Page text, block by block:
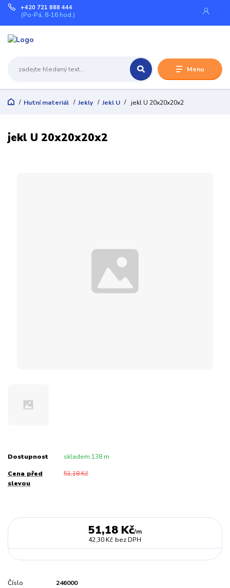
Menu
+420 721 888 444
(Po-Pá, 8-16 hod.)
Hutní materiál Jekly Jekl U jekl U 20x20x20x2
jekl U 20x20x20x2
Dostupnost skladem 138 m
Cena před
slevou
51,18 Kč
51,18 Kč/m
42,30 Kč bez DPH
Číslo
246000